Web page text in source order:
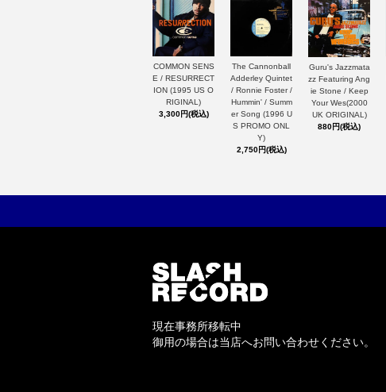
COMMON SENS
E / RESURRECT
ION (1995 US O
RIGINAL)
3,300円(税込)
The Cannonball
Adderley Quintet
/ Ronnie Foster /
Hummin' / Summ
er Song (1996 U
S PROMO ONL
Y)
2,750円(税込)
Guru's Jazzmata
zz Featuring Ang
ie Stone / Keep
Your Wes(2000
UK ORIGINAL)
880円(税込)
現在事務所移転中
御用の場合は当店へお問い合わせください。